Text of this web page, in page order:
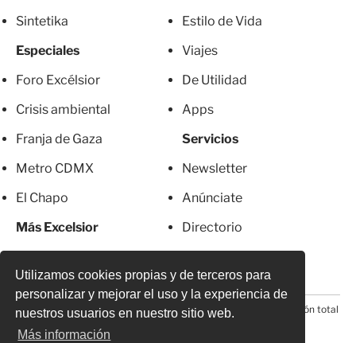
Utilizamos cookies propias y de terceros para
personalizar y mejorar el uso y la experiencia de
nuestros usuarios en nuestro sitio web.
Más información
Sintetika
Especiales
Foro Excélsior
Crisis ambiental
Franja de Gaza
Metro CDMX
El Chapo
Más Excelsior
Estilo de Vida
Viajes
De Utilidad
Apps
Servicios
Newsletter
Anúnciate
Directorio
© 2026 Todos los derechos reservados. Prohibida la reproducción total
o parcial, incluyendo cualquier medio electrónico*